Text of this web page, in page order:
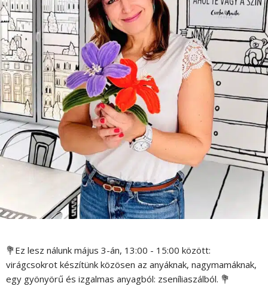
💐Ez lesz nálunk május 3-án, 13:00 - 15:00 között:
virágcsokrot készítünk közösen az anyáknak, nagymamáknak,
egy gyönyörű és izgalmas anyagból: zseníliaszálból. 💐